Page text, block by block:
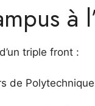
à
triple front :
de Polytechnique